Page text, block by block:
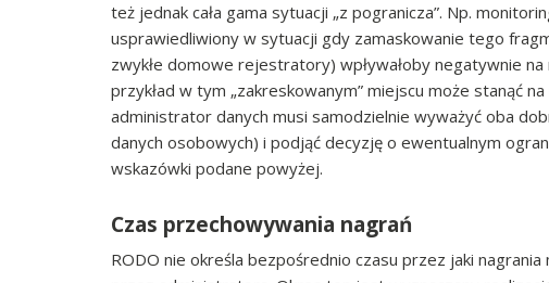
też jednak cała gama sytuacji „z pogranicza”. Np.
usprawiedliwiony w sytuacji gdy zamaskowanie tego
zwykłe domowe rejestratory) wpływałoby negatywnie
przykład w tym „zakreskowanym” miejscu może stanąć
administrator danych musi samodzielnie wyważyć oba
danych osobowych) i podjąć decyzję o ewentualnym
wskazówki podane powyżej.
Czas przechowywania nagrań
RODO nie określa bezpośrednio czasu przez jaki